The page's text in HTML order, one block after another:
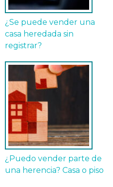
¿Se puede vender una
casa heredada sin
registrar?
¿Puedo vender parte de
una herencia? Casa o piso